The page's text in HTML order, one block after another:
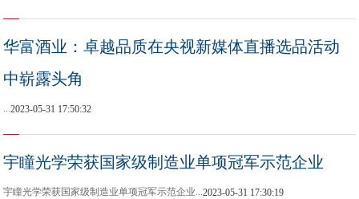
华富酒业：卓越品质在央视新媒体直播选品活动
中崭露头角
...2023-05-31 17:50:32
宇瞳光学荣获国家级制造业单项冠军示范企业
宇瞳光学荣获国家级制造业单项冠军示范企业...2023-05-31 17:30:19